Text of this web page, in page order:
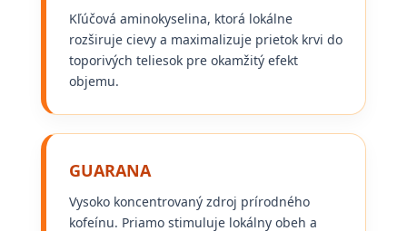
Kľúčová aminokyselina, ktorá lokálne
rozširuje cievy a maximalizuje prietok krvi do
toporivých teliesok pre okamžitý efekt
objemu.
GUARANA
Vysoko koncentrovaný zdroj prírodného
kofeínu. Priamo stimuluje lokálny obeh a